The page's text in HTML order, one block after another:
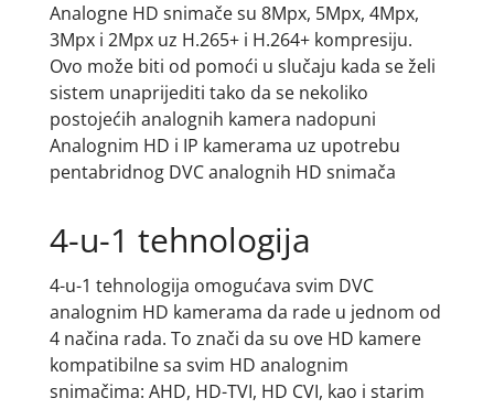
Analogne HD snimače su 8Mpx, 5Mpx, 4Mpx,
3Mpx i 2Mpx uz H.265+ i H.264+ kompresiju.
Ovo može biti od pomoći u slučaju kada se želi
sistem unaprijediti tako da se nekoliko
postojećih analognih kamera nadopuni
Analognim HD i IP kamerama uz upotrebu
pentabridnog DVC analognih HD snimača
4-u-1 tehnologija
4-u-1 tehnologija omogućava svim DVC
analognim HD kamerama da rade u jednom od
4 načina rada. To znači da su ove HD kamere
kompatibilne sa svim HD analognim
snimačima: AHD, HD-TVI, HD CVI, kao i starim